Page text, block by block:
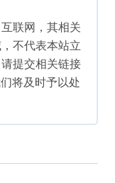
联网，其相关
不代表本站立
提交相关链接
将及时予以处